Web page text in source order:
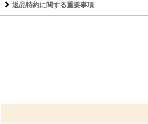
返品特約に関する重要事項